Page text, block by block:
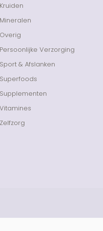
Kruiden
Mineralen
Overig
Persoonlijke Verzorging
Sport & Afslanken
Superfoods
Supplementen
Vitamines
Zelfzorg